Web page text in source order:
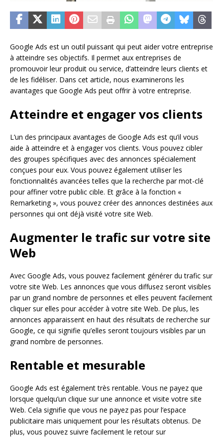
Google Ads est un outil puissant qui peut aider votre entreprise
à atteindre ses objectifs. Il permet aux entreprises de
promouvoir leur produit ou service, d’atteindre leurs clients et
de les fidéliser. Dans cet article, nous examinerons les
avantages que Google Ads peut offrir à votre entreprise.
Atteindre et engager vos clients
L’un des principaux avantages de Google Ads est qu’il vous
aide à atteindre et à engager vos clients. Vous pouvez cibler
des groupes spécifiques avec des annonces spécialement
conçues pour eux. Vous pouvez également utiliser les
fonctionnalités avancées telles que la recherche par mot-clé
pour affiner votre public cible. Et grâce à la fonction «
Remarketing », vous pouvez créer des annonces destinées aux
personnes qui ont déjà visité votre site Web.
Augmenter le trafic sur votre site
Web
Avec Google Ads, vous pouvez facilement générer du trafic sur
votre site Web. Les annonces que vous diffusez seront visibles
par un grand nombre de personnes et elles peuvent facilement
cliquer sur elles pour accéder à votre site Web. De plus, les
annonces apparaissent en haut des résultats de recherche sur
Google, ce qui signifie qu’elles seront toujours visibles par un
grand nombre de personnes.
Rentable et mesurable
Google Ads est également très rentable. Vous ne payez que
lorsque quelqu’un clique sur une annonce et visite votre site
Web. Cela signifie que vous ne payez pas pour l’espace
publicitaire mais uniquement pour les résultats obtenus. De
plus, vous pouvez suivre facilement le retour sur